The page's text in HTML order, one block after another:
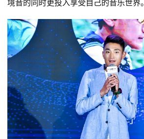
境音的同时更投入享受自己的音乐世界。